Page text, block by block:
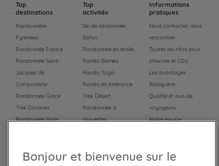
Top
destinations
Randonnées
Pyrénées
Randonnée France
Randonnée Saint-
Jacques de
Compostelle
Randonnée Grèce
Trek Canaries
Randonnée Italie
Trek Mauritanie
Top
activités
Ski de randonnée
Safari
Randonnée en étoile
Rando Balnéo
Rando Yoga
Rando en itinérance
Trek Désert
Randonnée à
raquettes
Trek
Informations
pratiques
Nous contacter, nous
rencontrer
Toutes les infos pour
s'inscrire et CGV
Les avantages
Balaguère
Qualité et avis de
voyageurs
Notre équipe
Bonjour et bienvenue sur le